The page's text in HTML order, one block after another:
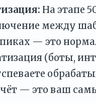
На этапе
между
— это
(боты,
— это ваш